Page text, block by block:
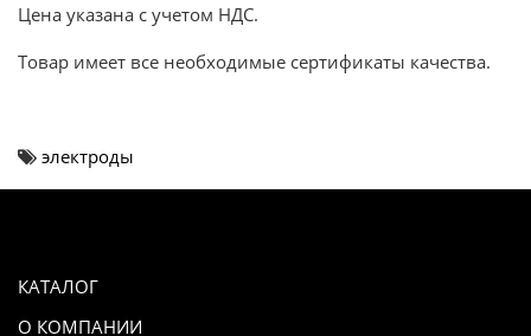
Цена указана с учетом НДС.
Товар имеет все необходимые сертификаты качества.
электроды
КАТАЛОГ
О КОМПАНИИ